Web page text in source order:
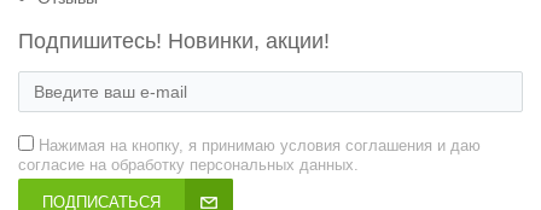
Подпишитесь! Новинки, акции!
Нажимая на кнопку, я принимаю условия соглашения и даю
согласие на обработку персональных данных.
ПОДПИСАТЬСЯ